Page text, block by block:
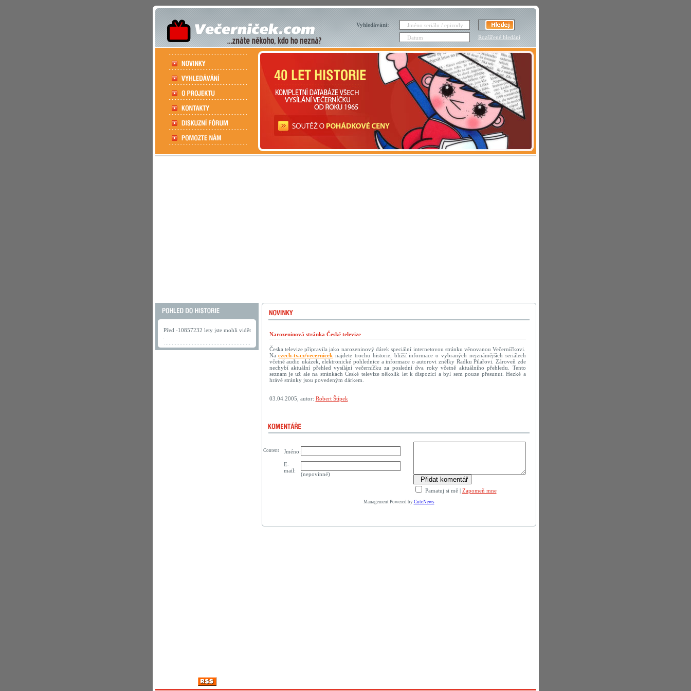
Vyhledávání:
Rozšířené hledání
Před -10857232 lety jste mohli vidět
Narozeninová stránka České televize
Česka televize připravila jako narozeninový dárek speciální internetovou stránku věnovanou Večerníčkovi.
Naczech-tv.cz/vecernicek najdete trochu historie, bližší informace o vybraných nejznámějších seriálech
včetně audio ukázek, elektronické pohlednice a informace o autorovi znělky Radku Pilařovi. Zároveň zde
nechybí aktuální přehled vysílání večerníčku za poslední dva roky včetně aktuálního přehledu. Tento
seznam je už ale na stránkách České televize několik let k dispozici a byl sem pouze přesunut. Hezké a
hrávé stránky jsou povedeným dárkem.
03.04.2005, autor: Robert Štípek
Jméno:
Pamatuj si mě| Zapomeň mne
E-
mail:
(nepovinné)
Content
Management Powered by CuteNews